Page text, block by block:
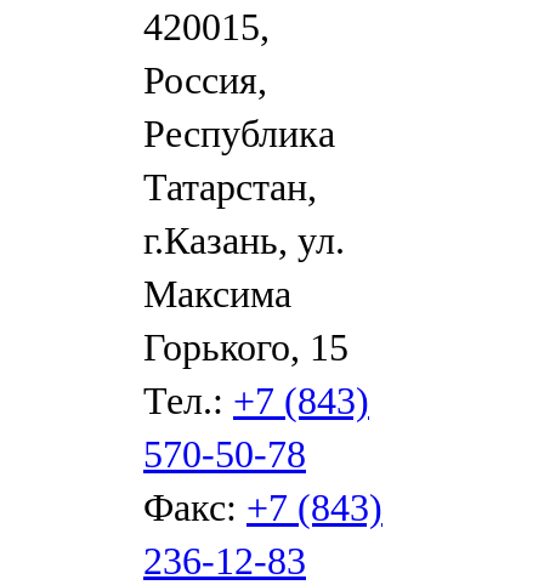
420015,
Россия,
Республика
Татарстан,
г.Казань, ул.
Максима
Горького, 15
Тел.: +7 (843)
570-50-78
Факс: +7 (843)
236-12-83